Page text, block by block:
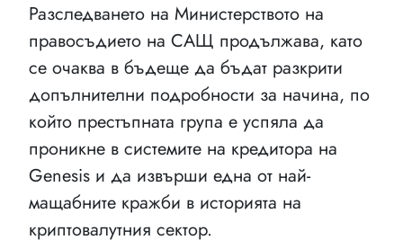
Разследването на Министерството на
правосъдието на САЩ продължава, като
се очаква в бъдеще да бъдат разкрити
допълнителни подробности за начина, по
който престъпната група е успяла да
проникне в системите на кредитора на
Genesis и да извърши една от най-
мащабните кражби в историята на
криптовалутния сектор.